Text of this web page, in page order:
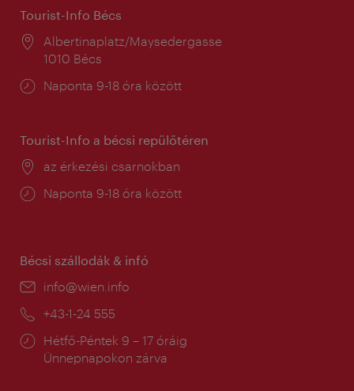
Tourist-Info Bécs
Helyszín:
Albertinaplatz/Maysedergasse
1010 Bécs
Nyitva
Naponta 9-18 óra között
Tourist-Info a bécsi repülőtéren
Helyszín:
az érkezési csarnokban
Nyitva
Naponta 9-18 óra között
Bécsi szállodák & infó
E-
info@wien.info
Telefon:
+43-1-24 555
Nyitva
tartás:
Hétfő-Péntek 9 – 17 óráig
Ünnepnapokon zárva